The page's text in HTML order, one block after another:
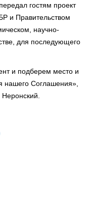
гостям проект
и Правительством
научно-
для последующего
и подберем место и
нашего Соглашения»,